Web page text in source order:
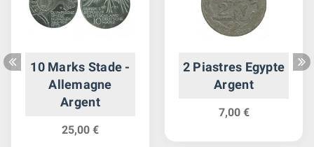
10 Marks Stade -
Allemagne
Argent
25,00 €
2 Piastres Egypte
Argent
7,00 €